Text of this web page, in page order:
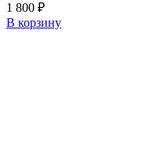
1 800 ₽
В корзину